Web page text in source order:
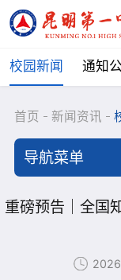
校园新闻 通知
首页 新闻资讯
导航菜单
首页
新闻资讯
重磅预告｜全国